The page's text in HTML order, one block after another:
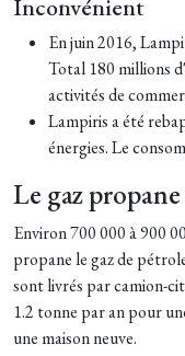
En juin 2016,
Total 180 millions
activités de
Lampiris a été
énergies. Le
Le gaz
Environ 700 000 à 900
propane le gaz de
sont livrés par camion-
1.2 tonne par an pour
une maison neuve.